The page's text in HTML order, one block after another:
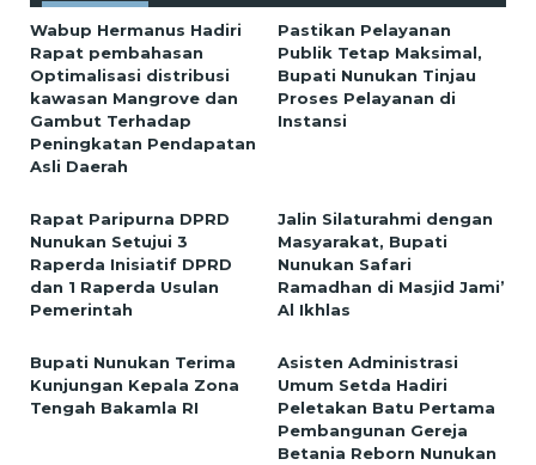
Wabup Hermanus Hadiri
Rapat pembahasan
Optimalisasi distribusi
kawasan Mangrove dan
Gambut Terhadap
Peningkatan Pendapatan
Asli Daerah
Pastikan Pelayanan
Publik Tetap Maksimal,
Bupati Nunukan Tinjau
Proses Pelayanan di
Instansi
Rapat Paripurna DPRD
Nunukan Setujui 3
Raperda Inisiatif DPRD
dan 1 Raperda Usulan
Pemerintah
Jalin Silaturahmi dengan
Masyarakat, Bupati
Nunukan Safari
Ramadhan di Masjid Jami’
Al Ikhlas
Bupati Nunukan Terima
Kunjungan Kepala Zona
Tengah Bakamla RI
Asisten Administrasi
Umum Setda Hadiri
Peletakan Batu Pertama
Pembangunan Gereja
Betania Reborn Nunukan